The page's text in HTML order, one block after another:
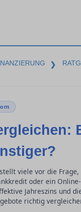
❯
viele vor die
oder ein
Jahreszins und
richtig